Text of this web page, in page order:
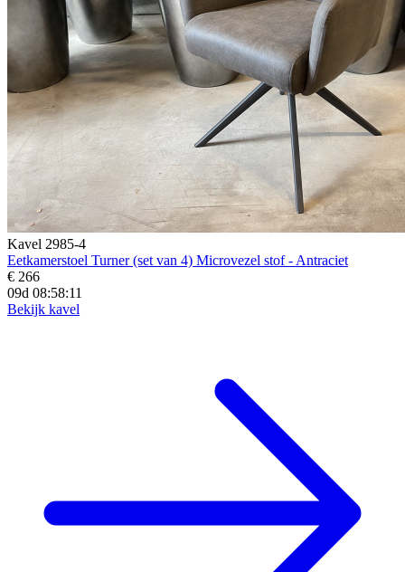
Kavel 2985-4
Eetkamerstoel Turner (set van 4) Microvezel stof - Antraciet
€ 266
09d 08:58:10
Bekijk kavel